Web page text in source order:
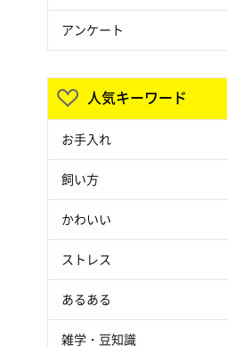
アンケート
人気キーワード
お手入れ
飼い方
かわいい
ストレス
あるある
雑学・豆知識